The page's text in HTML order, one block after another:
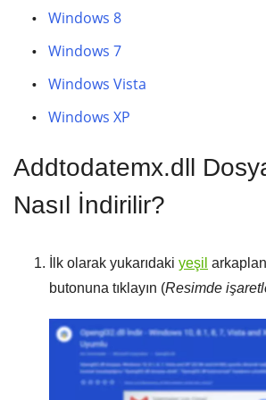
Windows 8
Windows 7
Windows Vista
Windows XP
Addtodatemx.dll
Nasıl İndirilir?
İlk olarak yukarıdaki yeşil
butonuna tıklayın (Resimde